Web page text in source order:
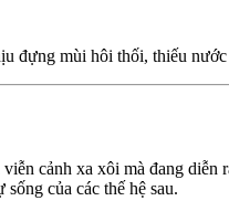
đựng mùi hôi thối, thiếu
cảnh xa xôi mà đang diễn
của các thế hệ sau.